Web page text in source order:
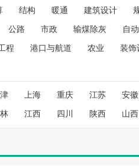
空城
空城
杨健
空城
空城
空城
结构 暖通 建筑设计
公路 市政 输煤除灰 自
程 港口与航道 农业 装饰
上海 重庆 江苏 安徽
江西 四川 陕西 山西